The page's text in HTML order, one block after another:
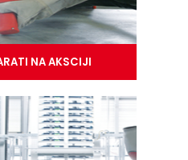
NA AKSCIJI